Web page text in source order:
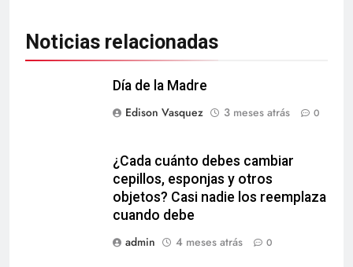
Noticias relacionadas
Día de la Madre
Edison Vasquez
3 meses atrás 0
¿Cada cuánto debes cambiar
cepillos, esponjas y otros
objetos? Casi nadie los reemplaza
cuando debe
admin
4 meses atrás 0